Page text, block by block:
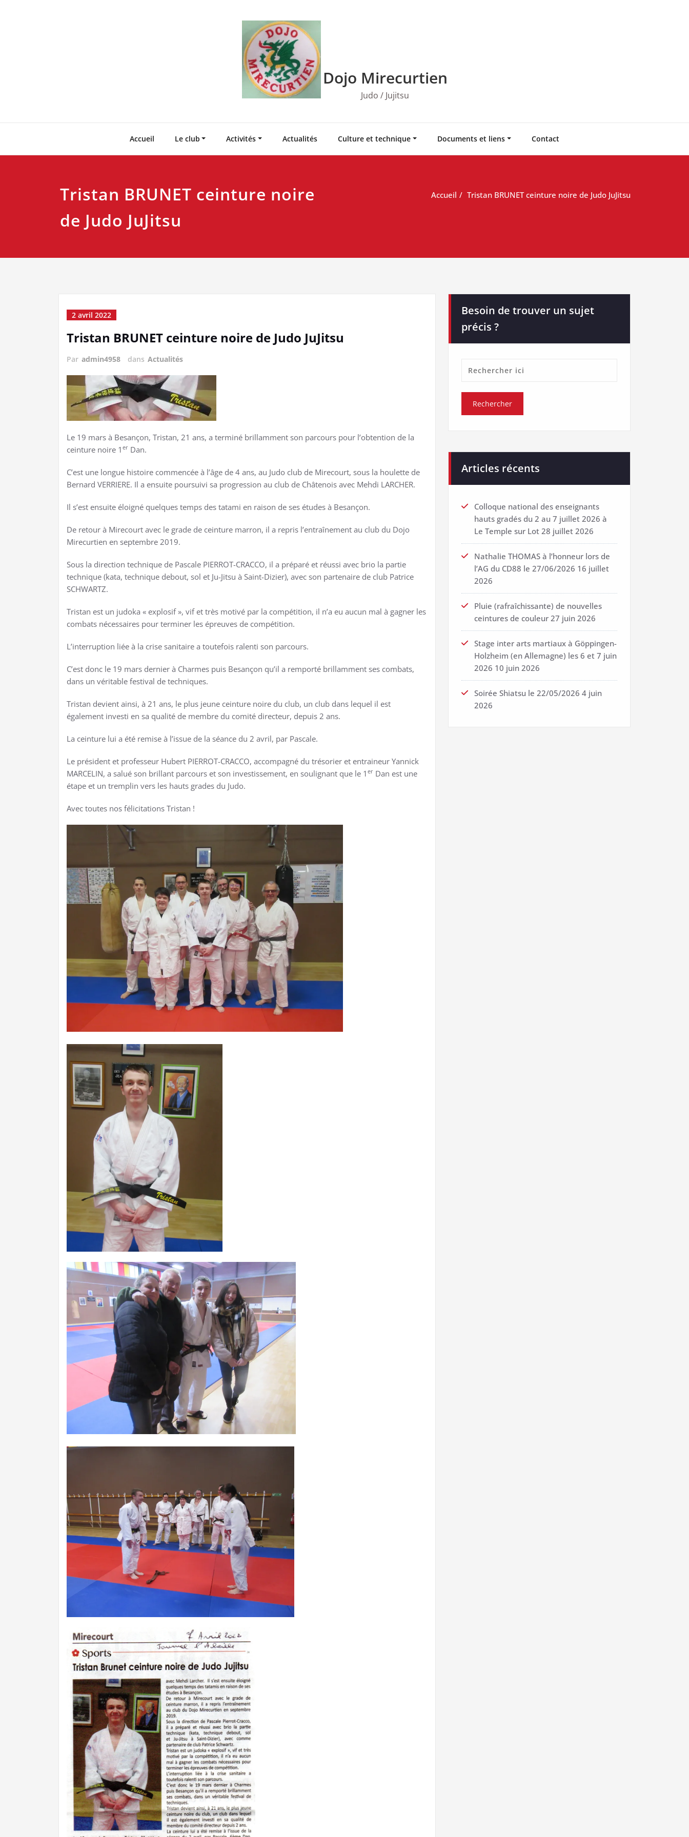
Dojo Mirecurtien
Judo / Jujitsu
Accueil Le club Activités Actualités Culture et technique Documents et liens Contact
Tristan BRUNET ceinture noire
de Judo JuJitsu
Accueil Tristan BRUNET ceinture noire de Judo JuJitsu
2 avril 2022
Tristan BRUNET ceinture noire de Judo JuJitsu
Par admin4958 dans Actualités
Le 19 mars à Besançon, Tristan, 21 ans, a terminé brillamment son parcours pour l’obtention de la
ceinture noire 1 er Dan.
C’est une longue histoire commencée à l’âge de 4 ans, au Judo club de Mirecourt, sous la houlette de
Bernard VERRIERE. Il a ensuite poursuivi sa progression au club de Châtenois avec Mehdi LARCHER.
Il s’est ensuite éloigné quelques temps des tatami en raison de ses études à Besançon.
De retour à Mirecourt avec le grade de ceinture marron, il a repris l’entraînement au club du Dojo
Mirecurtien en septembre 2019.
Sous la direction technique de Pascale PIERROT-CRACCO, il a préparé et réussi avec brio la partie
technique (kata, technique debout, sol et Ju-Jitsu à Saint-Dizier), avec son partenaire de club Patrice
SCHWARTZ.
Tristan est un judoka « explosif », vif et très motivé par la compétition, il n’a eu aucun mal à gagner les
combats nécessaires pour terminer les épreuves de compétition.
L’interruption liée à la crise sanitaire a toutefois ralenti son parcours.
C’est donc le 19 mars dernier à Charmes puis Besançon qu’il a remporté brillamment ses combats,
dans un véritable festival de techniques.
Tristan devient ainsi, à 21 ans, le plus jeune ceinture noire du club, un club dans lequel il est
également investi en sa qualité de membre du comité directeur, depuis 2 ans.
La ceinture lui a été remise à l’issue de la séance du 2 avril, par Pascale.
Le président et professeur Hubert PIERROT-CRACCO, accompagné du trésorier et entraineur Yannick
MARCELIN, a salué son brillant parcours et son investissement, en soulignant que le 1 er Dan est une
étape et un tremplin vers les hauts grades du Judo.
Avec toutes nos félicitations Tristan !
Besoin de trouver un sujet
précis ?
Articles récents
Colloque national des enseignants
hauts gradés du 2 au 7 juillet 2026 à
Le Temple sur Lot 28 juillet 2026
Nathalie THOMAS à l’honneur lors de
l’AG du CD88 le 27/06/2026 16 juillet
2026
Pluie (rafraîchissante) de nouvelles
ceintures de couleur 27 juin 2026
Stage inter arts martiaux à Göppingen-
Holzheim (en Allemagne) les 6 et 7 juin
2026 10 juin 2026
Soirée Shiatsu le 22/05/2026 4 juin
2026